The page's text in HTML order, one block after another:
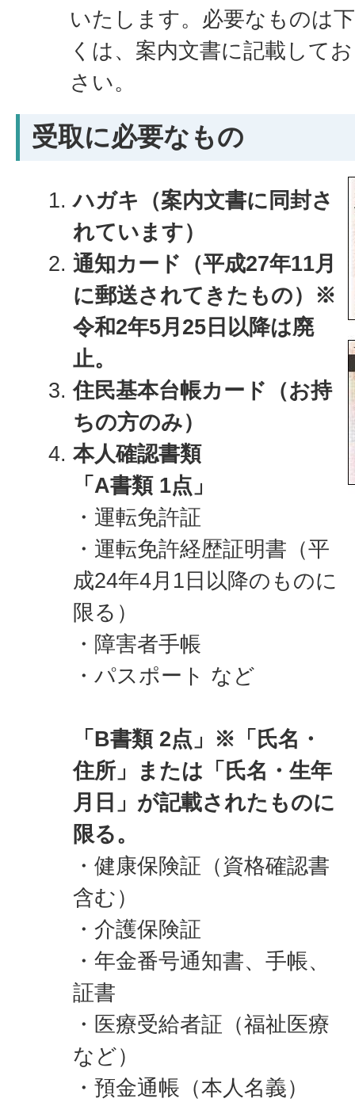
いたします。必要なものは
くは、案内文書に記載して
さい。
受取に必要なもの
ハガキ（案内文書に同封さ
れています）
通知カード（平成27年11月
に郵送されてきたもの）※
令和2年5月25日以降は廃
止。
住民基本台帳カード（お持
ちの方のみ）
本人確認書類
「A書類 1点」
・運転免許証
・運転免許経歴証明書（平
成24年4月1日以降のものに
限る）
・障害者手帳
・パスポート など
「B書類 2点」※「氏名・
住所」または「氏名・生年
月日」が記載されたものに
限る。
・健康保険証（資格確認書
含む）
・介護保険証
・年金番号通知書、手帳、
証書
・医療受給者証（福祉医療
など）
・預金通帳（本人名義）